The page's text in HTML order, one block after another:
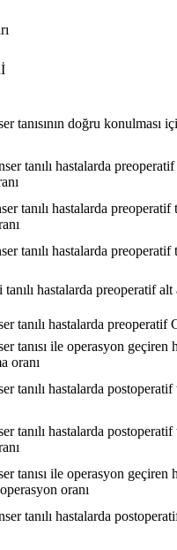
tanısının doğru konulması
tanılı hastalarda
tanılı hastalarda preoperatif
tanılı hastalarda preoperatif
hastalarda preoperatif
tanılı hastalarda preoperatif
tanısı ile operasyon geçiren
oranı
tanılı hastalarda
tanılı hastalarda postoperatif
tanısı ile operasyon geçiren
oranı
tanılı hastalarda